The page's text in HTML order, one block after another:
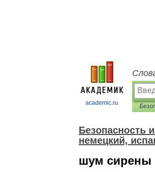
academic.ru
Безопасность
немецкий,
шум сирены